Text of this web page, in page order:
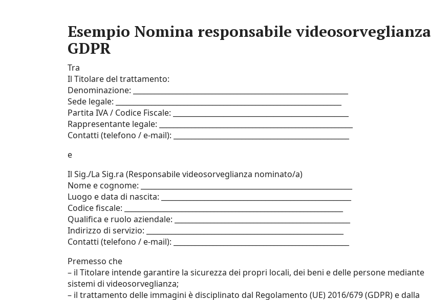
Esempio Nomina responsabile videosorveglianza
GDPR​​
Tra
Il Titolare del trattamento:
Denominazione: ____________________________________________________________
Sede legale: _______________________________________________________________
Partita IVA / Codice Fiscale: _________________________________________________
Rappresentante legale: ______________________________________________________
Contatti (telefono / e-mail): _________________________________________________
e
Il Sig./La Sig.ra (Responsabile videosorveglianza nominato/a)
Nome e cognome: ___________________________________________________________
Luogo e data di nascita: _____________________________________________________
Codice fiscale: _____________________________________________________________
Qualifica e ruolo aziendale: _________________________________________________
Indirizzo di servizio: _______________________________________________________
Contatti (telefono / e-mail): _________________________________________________
Premesso che
– il Titolare intende garantire la sicurezza dei propri locali, dei beni e delle persone mediante
sistemi di videosorveglianza;
– il trattamento delle immagini è disciplinato dal Regolamento (UE) 2016/679 (GDPR) e dalla